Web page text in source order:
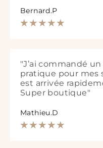
Bernard.P
"J’ai commandé
pratique pour mes
est arrivée
Super boutique"
Mathieu.D